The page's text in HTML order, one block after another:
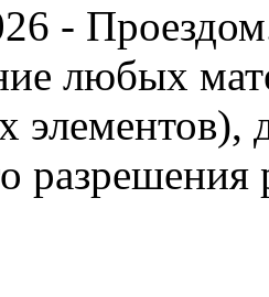
-
любых
элементов),
разрешения